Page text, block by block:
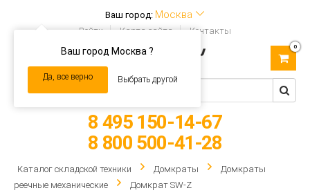
Ваш город: Москва
Ваш город Москва ?
Да, все верно Выбрать другой
Войти Карта сайта Контакты
navigation
0
8 495 150-14-67
8 800 500-41-28
Каталог складской техники Домкраты
Домкраты
реечные механические
Домкрат SW-Z